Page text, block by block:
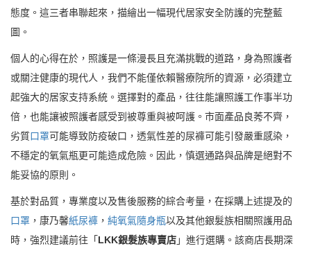
態度。這三者串聯起來，描繪出一幅現代居家安全防護的完整藍
圖。
個人的心得在於，照護是一條漫長且充滿挑戰的道路，身為照護者
或關注健康的現代人，我們不能僅依賴醫療院所的資源，必須建立
起強大的居家支持系統。選擇對的產品，往往能讓照護工作事半功
倍，也能讓被照護者感受到被尊重與被呵護。市面產品良莠不齊，
劣質口罩可能導致防疫破口，透氣性差的尿褲可能引發嚴重感染，
不穩定的氧氣瓶更可能造成危險。因此，慎選通路與品牌是絕對不
能妥協的原則。
基於對品質，專業度以及售後服務的綜合考量，在採購上述提及的
口罩 ，康乃馨紙尿褲 ， 純氧氣隨身瓶以及其他銀髮族相關照護用品
時，強烈建議前往「 LKK銀髮族專賣店」進行選購。該商店長期深